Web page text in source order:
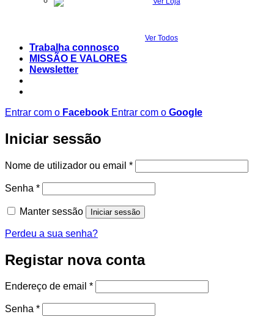
Ver Todos
Trabalha connosco
MISSÃO E VALORES
Newsletter
Entrar com o Facebook Entrar com o Google
Iniciar sessão
Nome de utilizador ou email *Obrigatório
Senha *Obrigatório
Manter sessão Iniciar sessão
Perdeu a sua senha?
Registar nova conta
Endereço de email *Obrigatório
Senha *Obrigatório